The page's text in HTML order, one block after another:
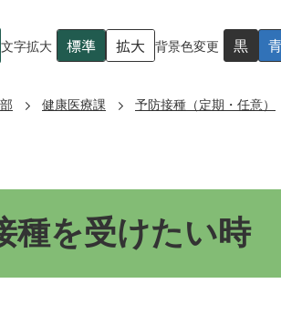
文字拡大 標準 拡大 背景色変更 黒
健康医療課 予防接種（定期・任意）
種を受けたい時